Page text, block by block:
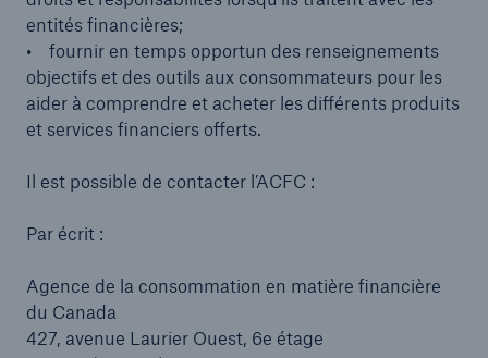
entités financières;
• fournir en temps opportun des renseignements
objectifs et des outils aux consommateurs pour les
aider à comprendre et acheter les différents produits
et services financiers offerts.
Il est possible de contacter l’ACFC :
Par écrit :
Agence de la consommation en matière financière
du Canada
427, avenue Laurier Ouest, 6e étage